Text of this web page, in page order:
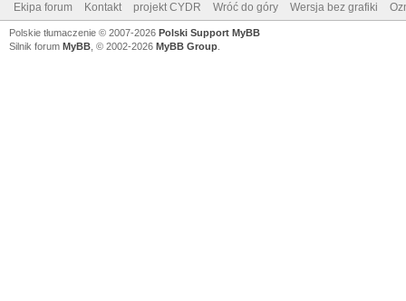
Ekipa forum Kontakt projekt CYDR Wróć do góry Wersja bez grafiki
Polskie tłumaczenie © 2007-2026 Polski Support MyBB
Silnik forum MyBB , © 2002-2026 MyBB Group